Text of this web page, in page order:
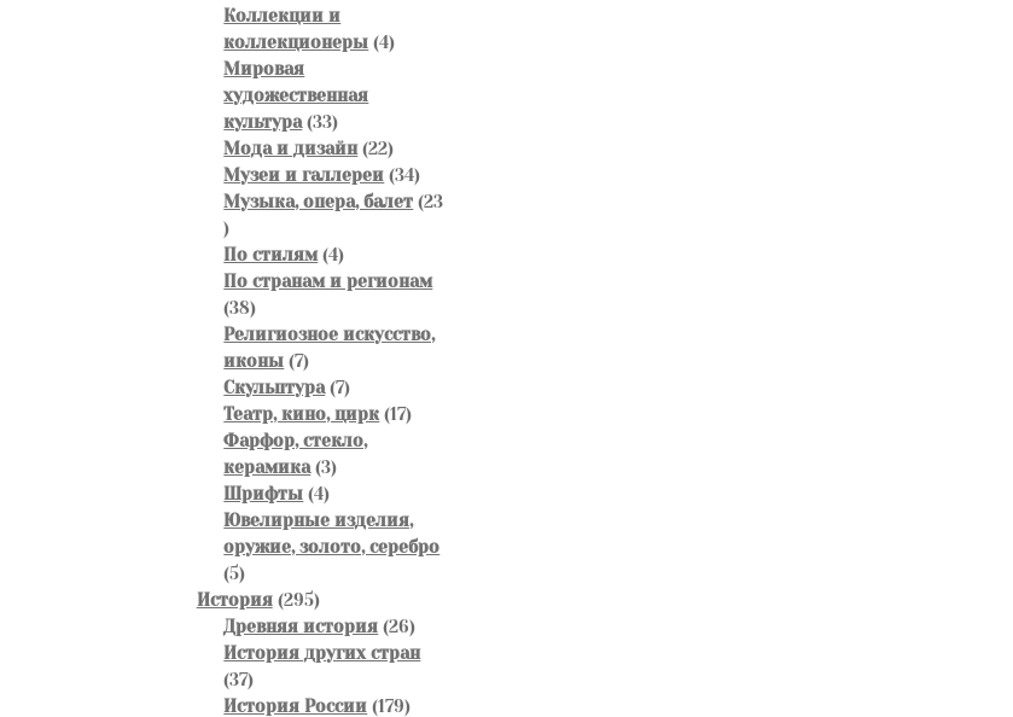
товаров
Коллекции и
коллекционеры 44
Мировая
художественная
культура 3333
товара
Мода и дизайн 2222
товара
Музеи и галлереи 3434
товара
Музыка, опера, балет 23
23
товара
По стилям 44
товара
По странам и регионам
3838
товаров
Религиозное искусство,
иконы 77
товаров
Скульптура 77
товаров
Театр, кино, цирк 1717
Фарфор, стекло,
керамика 33
Шрифты 44
товара
Ювелирные изделия,
оружие, золото, серебро
55
товаров
История 295295
товаров
Древняя история 2626
товаров
История других стран
3737
товаров
История России 179179